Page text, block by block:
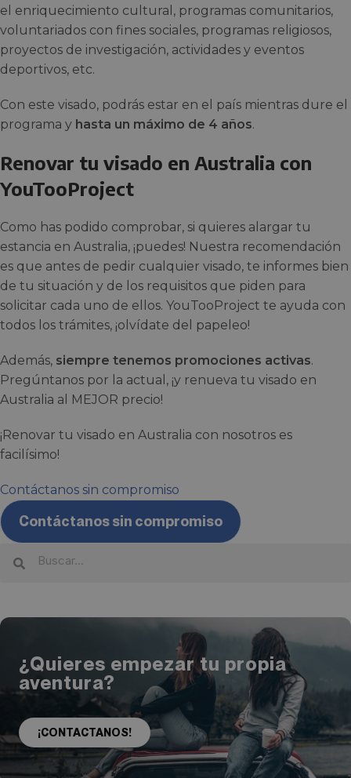
el enriquecimiento cultural, programas comunitarios,
voluntariados con fines sociales, programas religiosos,
proyectos de investigación, actividades y eventos
deportivos, etc.
Con este visado, podrás estar en el país mientras dure el
programa y hasta un máximo de 4 años.
Renovar tu visado en Australia con
YouTooProject
Como has podido comprobar, si quieres alargar tu
estancia en Australia, ¡puedes! Nuestra recomendación
es que antes de pedir cualquier visado, te informes bien
de tu situación y de los requisitos que piden para
solicitar cada uno de ellos. YouTooProject te ayuda con
todos los trámites, ¡olvídate del papeleo!
Además, siempre tenemos promociones activas.
Pregúntanos por la actual, ¡y renueva tu visado en
Australia al MEJOR precio!
¡Renovar tu visado en Australia con nosotros es
facilísimo!
Contáctanos sin compromiso
Contáctanos sin compromiso
¿Quieres empezar tu propia
aventura?
¡CONTACTANOS!